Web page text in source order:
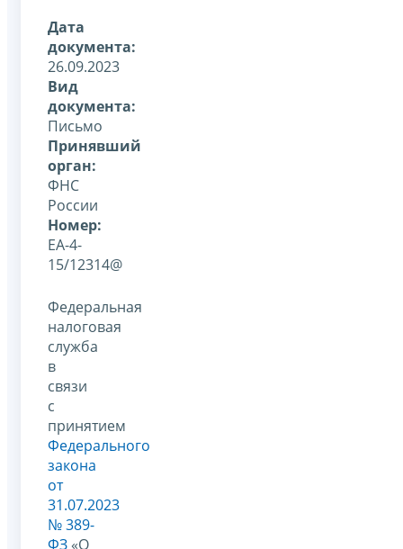
Дата
документа:
26.09.2023
Вид
документа:
Письмо
Принявший
орган:
ФНС
России
Номер:
ЕА-4-
15/12314@
Федеральная
налоговая
служба
в
связи
с
принятием
Федерального
закона
от
31.07.2023
№ 389-
ФЗ «О